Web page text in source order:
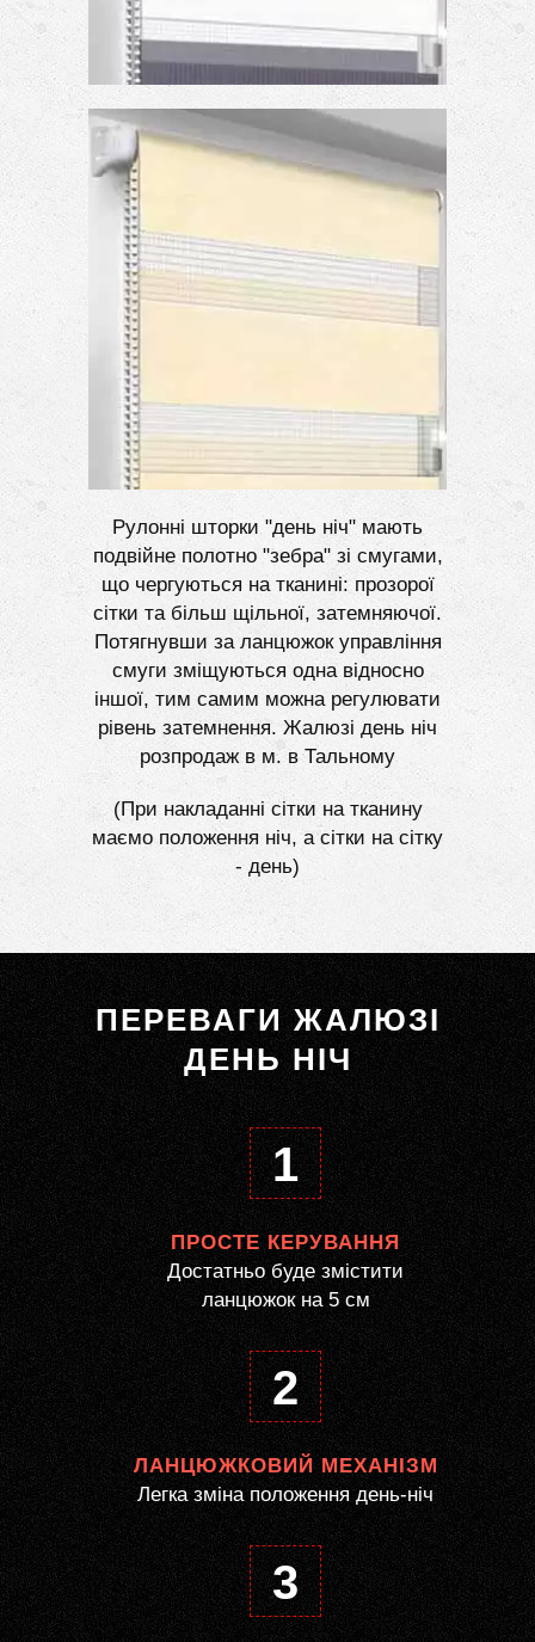
Рулонні шторки "день ніч" мають
подвійне полотно "зебра" зі смугами,
що чергуються на тканині: прозорої
сітки та більш щільної, затемняючої.
Потягнувши за ланцюжок управління
смуги зміщуються одна відносно
іншої, тим самим можна регулювати
рівень затемнення. Жалюзі день ніч
розпродаж в м. в Тальному
(При накладанні сітки на тканину
маємо положення ніч, а сітки на сітку
- день)
ПЕРЕВАГИ ЖАЛЮЗІ
ДЕНЬ НІЧ
1
ПРОСТЕ КЕРУВАННЯ
Достатньо буде змістити
ланцюжок на 5 см
2
ЛАНЦЮЖКОВИЙ МЕХАНІЗМ
Легка зміна положення день-ніч
3